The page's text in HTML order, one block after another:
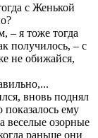
с Женькой
– я тоже тогда
получилось, – с
не обижайся,
вновь поднял
показалось ему
веселые озорные
раньше они